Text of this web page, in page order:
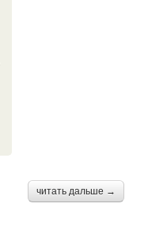
читать дальше →